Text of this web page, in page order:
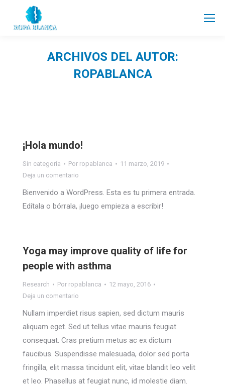
ARCHIVOS DEL AUTOR:
ROPABLANCA
¡Hola mundo!
Sin categoría Por ropablanca
11 marzo, 2019
Deja un comentario
Bienvenido a WordPress. Esta es tu primera entrada.
Edítala o bórrala, ¡luego empieza a escribir!
Yoga may improve quality of life for
people with asthma
Research Por ropablanca
12 mayo, 2016
Deja un comentario
Nullam imperdiet risus sapien, sed dictum mauris
aliquam eget. Sed ut tellus vitae mauris feugiat
consequat. Cras pretium metus ac ex dictum
faucibus. Suspendisse malesuada, dolor sed porta
fringilla, elit massa tincidunt elit, vitae blandit leo velit
et leo. Phasellus at feugiat nunc, id molestie diam.